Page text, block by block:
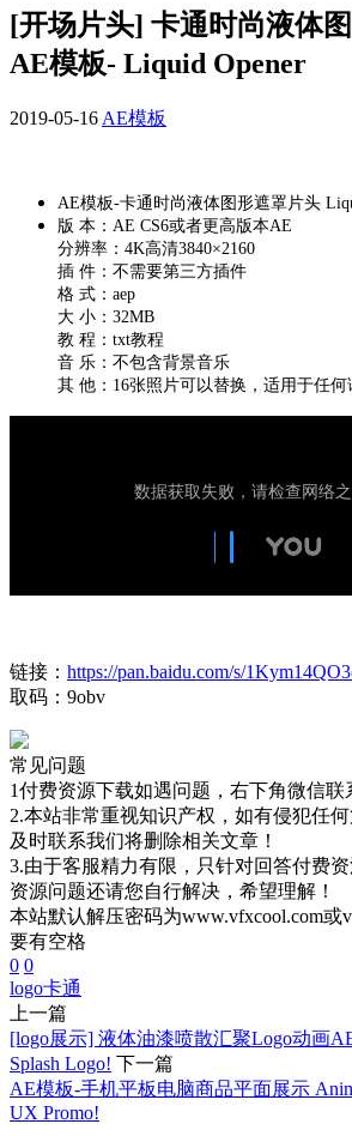
[开场片头] 卡通时尚液体
AE模板- Liquid Opener
2019-05-16 AE模板
AE模板-卡通时尚液体图形遮罩片头
版 本：AE CS6或者更高版本AE
分辨率：4K高清3840×2160
插 件：不需要第三方插件
格 式：aep
大 小：32MB
教 程：txt教程
音 乐：不包含背景音乐
其 他：16张照片可以替换，适用于任何
链接： https://pan.baidu.com/s/
取码：9obv
常见问题
1付费资源下载如遇问题，右下角微信联
2.本站非常重视知识产权，如有侵犯任
及时联系我们将删除相关文章！
3.由于客服精力有限，只针对回答付费
资源问题还请您自行解决，希望理解！
本站默认解压密码为www.vfxcool.com或
要有空格
0 0
logo卡通
上一篇
[logo展示] 液体油漆喷散汇聚Logo动画
Splash Logo! 下一篇
AE模板-手机平板电脑商品平面展示
UX Promo!